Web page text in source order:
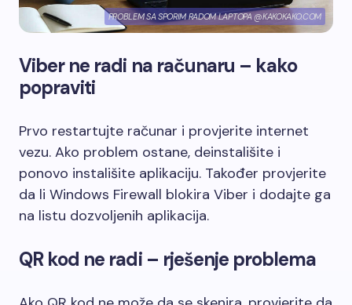
PROBLEM SA SPORIM RADOM LAPTOPA @KAKOKAKO.COM
Viber ne radi na računaru – kako
popraviti
Prvo restartujte računar i provjerite internet
vezu. Ako problem ostane, deinstališite i
ponovo instališite aplikaciju. Također provjerite
da li Windows Firewall blokira Viber i dodajte ga
na listu dozvoljenih aplikacija.
QR kod ne radi – rješenje problema